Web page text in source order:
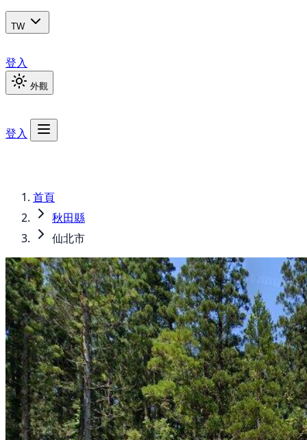
TW
登入
外觀
登入
首頁
秋田縣
仙北市